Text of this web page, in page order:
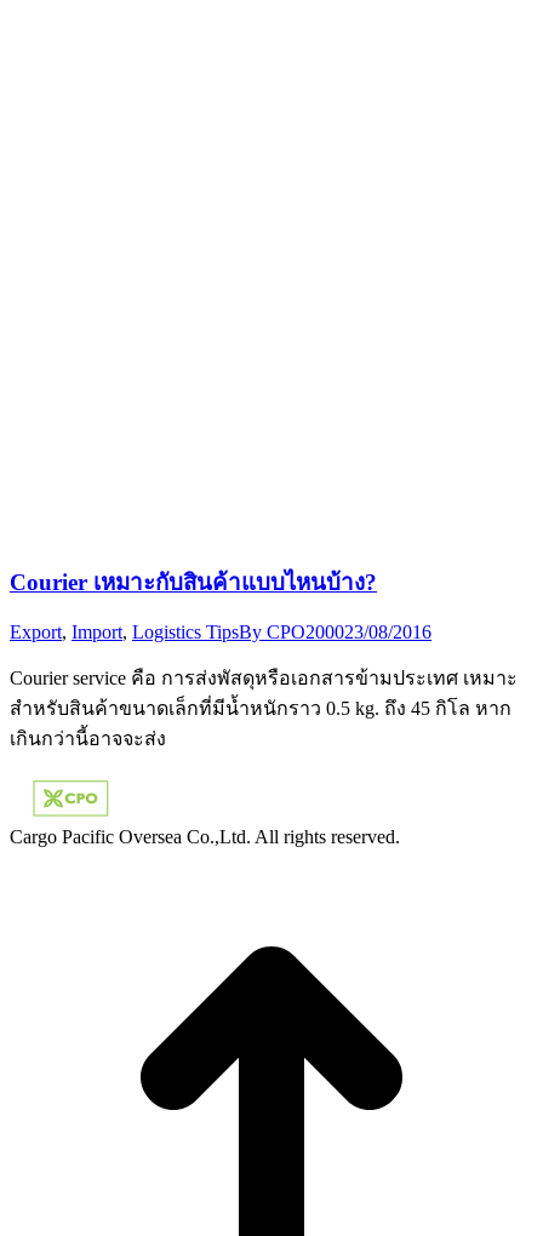
Courier เหมาะกับสินค้าแบบไหนบ้าง?
Export, Import, Logistics TipsBy CPO200023/08/2016
Courier service คือ การส่งพัสดุหรือเอกสารข้ามประเทศ เหมาะ
สำหรับสินค้าขนาดเล็กที่มีน้ำหนักราว 0.5 kg. ถึง 45 กิโล หาก
เกินกว่านี้อาจจะส่ง
Cargo Pacific Oversea Co.,Ltd. All rights reserved.